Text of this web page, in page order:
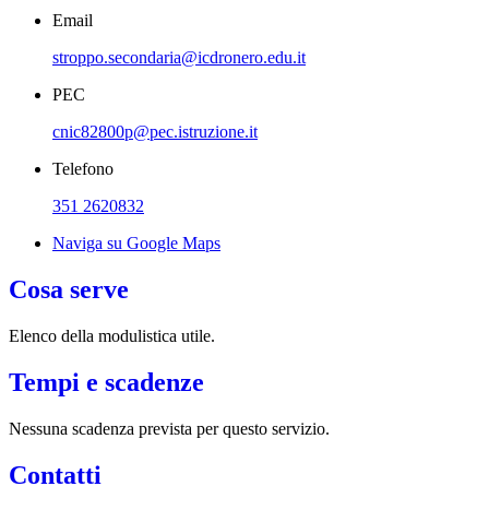
Email
stroppo.secondaria@icdronero.edu.it
PEC
cnic82800p@pec.istruzione.it
Telefono
351 2620832
Naviga su Google Maps
Cosa serve
Elenco della modulistica utile.
Tempi e scadenze
Nessuna scadenza prevista per questo servizio.
Contatti